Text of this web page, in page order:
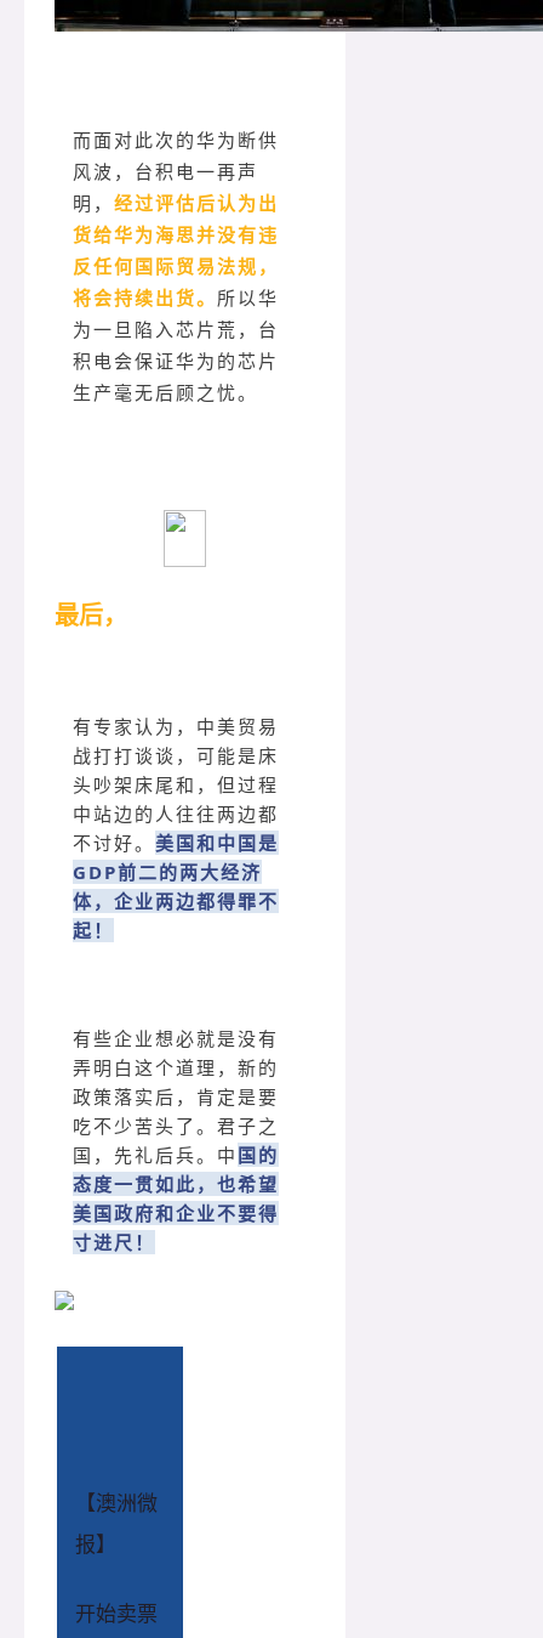
而面对此次的华为断供
风波，台积电一再声
明， 经过评估后认为出
货给华为海思并没有违
反任何国际贸易法规，
将会持续出货。 所以华
为一旦陷入芯片荒，台
积电会保证华为的芯片
生产毫无后顾之忧。
最后，
有专家认为，中美贸易
战打打谈谈，可能是床
头吵架床尾和，但过程
中站边的人往往两边都
不讨好。 美国和中国是
GDP前二的两大经济
体，企业两边都得罪不
起！
有些企业想必就是没有
弄明白这个道理，新的
政策落实后，肯定是要
吃不少苦头了。君子之
国，先礼后兵。中 国的
态度一贯如此，也希望
美国政府和企业不要得
寸进尺！
【澳洲微
报】
开始卖票